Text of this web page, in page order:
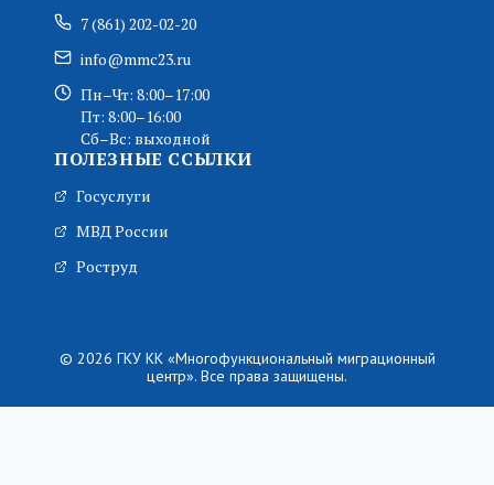
7 (861) 202-02-20
info@mmc23.ru
Пн–Чт: 8:00–17:00
Пт: 8:00–16:00
Сб–Вс: выходной
ПОЛЕЗНЫЕ ССЫЛКИ
Госуслуги
МВД России
Роструд
© 2026 ГКУ КК «Многофункциональный миграционный
центр». Все права защищены.